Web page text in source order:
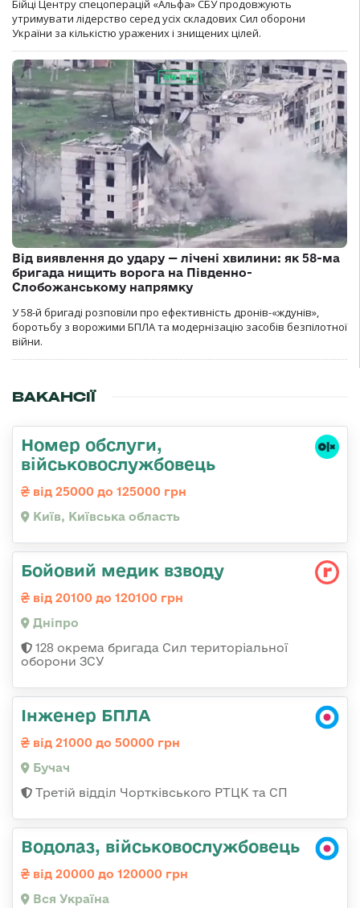
Бійці Центру спецоперацій «Альфа» СБУ продовжують
утримувати лідерство серед усіх складових Сил оборони
України за кількістю уражених і знищених цілей.
Від виявлення до удару — лічені хвилини: як 58-ма
бригада нищить ворога на Південно-
Слобожанському напрямку
У 58-й бригаді розповіли про ефективність дронів-«ждунів»,
боротьбу з ворожими БПЛА та модернізацію засобів безпілотної
війни.
ВАКАНСІЇ
Номер обслуги,
військовослужбовець
від 25000 до 125000 грн
Київ, Київська область
Бойовий медик взводу
від 20100 до 120100 грн
Дніпро
128 окрема бригада Сил територіальної
оборони ЗСУ
Інженер БПЛА
від 21000 до 50000 грн
Бучач
Третій відділ Чортківського РТЦК та СП
Водолаз, військовослужбовець
від 20000 до 120000 грн
Вся Україна